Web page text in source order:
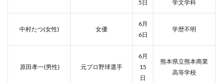
5日
学文学科
中村たつ(女性) 女優
6月
6日
学歴不明
原田孝一(男性) 元プロ野球選手
6月
15
日
熊本県立熊本商業
高等学校